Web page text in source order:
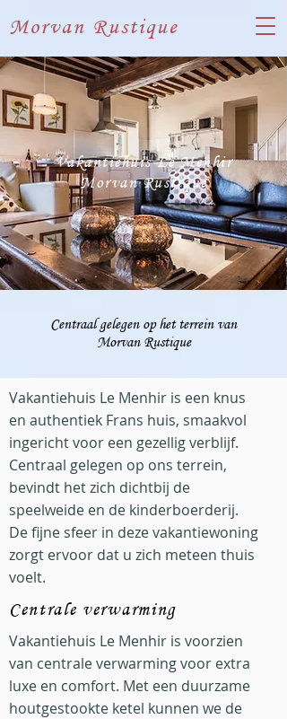
Morvan Rustique
VakantiehuisLe Menhir
Morvan Rustique
Centraal gelegen op het terrein van
Morvan Rustique
Vakantiehuis Le Menhir is een knus
en authentiek Frans huis, smaakvol
ingericht voor een gezellig verblijf.
Centraal gelegen op ons terrein,
bevindt het zich dichtbij de
speelweide en de kinderboerderij.
De fijne sfeer in deze vakantiewoning
zorgt ervoor dat u zich meteen thuis
voelt.
Centrale verwarming
Vakantiehuis Le Menhir is voorzien
van centrale verwarming voor extra
luxe en comfort. Met een duurzame
houtgestookte ketel kunnen we de